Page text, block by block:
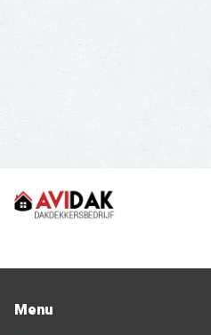
Menu